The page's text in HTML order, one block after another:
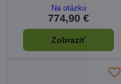
Na otázku
774,90 €
Zobraziť